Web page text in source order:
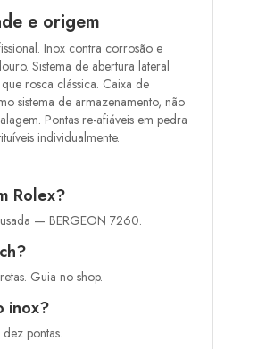
e origem
Inox contra corrosão e
Sistema de abertura lateral
rosca clássica. Caixa de
sistema de armazenamento, não
Pontas re-afiáveis em pedra
individualmente.
Rolex?
— BERGEON 7260.
Guia no shop.
inox?
pontas.